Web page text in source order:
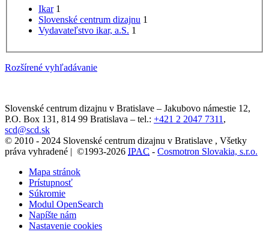
Ikar 1
Slovenské centrum dizajnu 1
Vydavateľstvo ikar, a.S. 1
Rozšírené vyhľadávanie
Slovenské centrum dizajnu v Bratislave – Jakubovo námestie 12,
P.O. Box 131, 814 99 Bratislava – tel.: +421 2 2047 7311 ,
scd@scd.sk
© 2010 - 2024 Slovenské centrum dizajnu v Bratislave , Všetky
práva vyhradené | ©1993-2026 IPAC - Cosmotron Slovakia, s.r.o.
Mapa stránok
Prístupnosť
Súkromie
Modul OpenSearch
Napíšte nám
Nastavenie cookies